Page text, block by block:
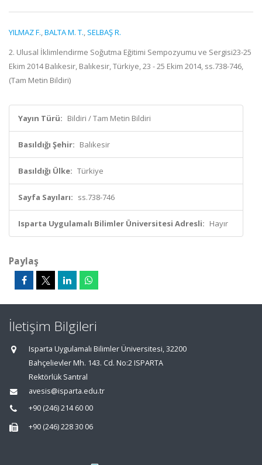
YILMAZ F.,BALTA M. T., SELBAŞ R.
2. Ulusal İklimlendirme Soğutma Eğitimi Sempozyumu ve Sergisi23-25
Ekim 2014 Balıkesir, Balıkesir, Türkiye, 23 - 25 Ekim 2014, ss.738-746,
(Tam Metin Bildiri)
Yayın Türü: Bildiri / Tam Metin Bildiri
Basıldığı Şehir: Balıkesir
Basıldığı Ülke: Türkiye
Sayfa Sayıları: ss.738-746
Isparta Uygulamalı Bilimler Üniversitesi Adresli: Hayır
Paylaş
İletişim Bilgileri
Isparta Uygulamalı Bilimler Üniversitesi, 32200
Bahçelievler Mh. 143. Cd. No:2 ISPARTA
Rektörlük Santral
avesis@isparta.edu.tr
+90 (246) 214 60 00
+90 (246) 228 30 06